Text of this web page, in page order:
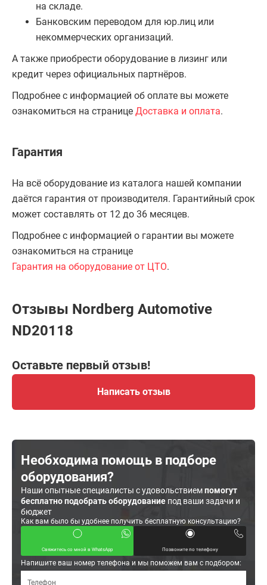
на складе.
Банковским переводом для юр.лиц или
некоммерческих организаций.
А также приобрести оборудование в лизинг или
кредит через официальных партнёров.
Подробнее с информацией об оплате вы можете
ознакомиться на странице Доставка и оплата.
Гарантия
На всё оборудование из каталога нашей компании
даётся гарантия от производителя. Гарантийный срок
может составлять от 12 до 36 месяцев.
Подробнее с информацией о гарантии вы можете
ознакомиться на странице
Гарантия на оборудование от ЦТО.
Отзывы Nordberg Automotive
ND20118
Оставьте первый отзыв!
Написать отзыв
Необходима помощь в подборе
оборудования?
Наши опытные специалисты с удовольствиемпомогут
бесплатно подобрать оборудование под ваши задачи и
бюджет
Как вам было бы удобнее получить бесплатную консультацию?
Свяжитесь со мной в WhatsApp Позвоните по телефону
Напишите ваш номер телефона и мы поможем вам с подбором: